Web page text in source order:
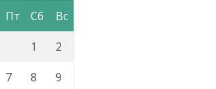
Пт Сб
Вс
1
2
7 8
9